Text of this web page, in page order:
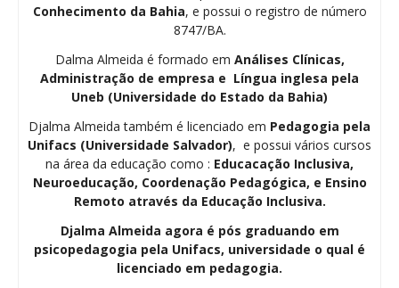
Conhecimento da Bahia, e possui o registro de número
8747/BA.
Dalma Almeida é formado em Análises Clínicas,
Administração de empresa e Língua inglesa pela
Uneb (Universidade do Estado da Bahia)
Djalma Almeida também é licenciado em Pedagogia pela
Unifacs (Universidade Salvador), e possui vários cursos
na área da educação como : Educacação Inclusiva,
Neuroeducação, Coordenação Pedagógica, e Ensino
Remoto através da Educação Inclusiva.
Djalma Almeida agora é pós graduando em
psicopedagogia pela Unifacs, universidade o qual é
licenciado em pedagogia.